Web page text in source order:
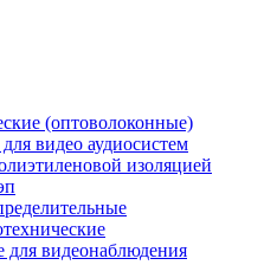
(оптоволоконные)
видео аудиосистем
изоляцией
видеонаблюдения